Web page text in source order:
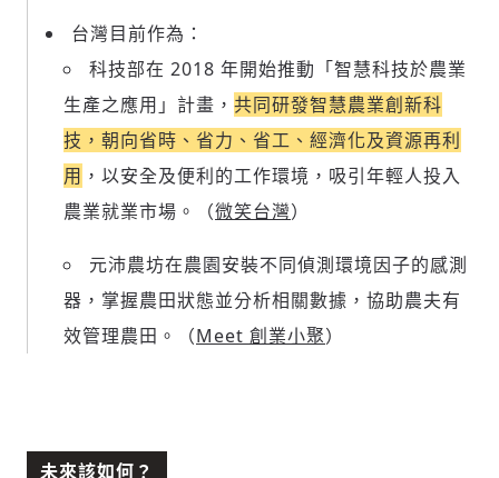
台灣目前作為：
科技部在 2018 年開始推動「智慧科技於農業
生產之應用」計畫， 共同研發智慧農業創新科
技，朝向省時、省力、省工、經濟化及資源再利
用 ，以安全及便利的工作環境，吸引年輕人投入
農業就業市場。（微笑台灣）
元沛農坊在農園安裝不同偵測環境因子的感測
器，掌握農田狀態並分析相關數據，協助農夫有
效管理農田。（Meet 創業小聚）
未來該如何？